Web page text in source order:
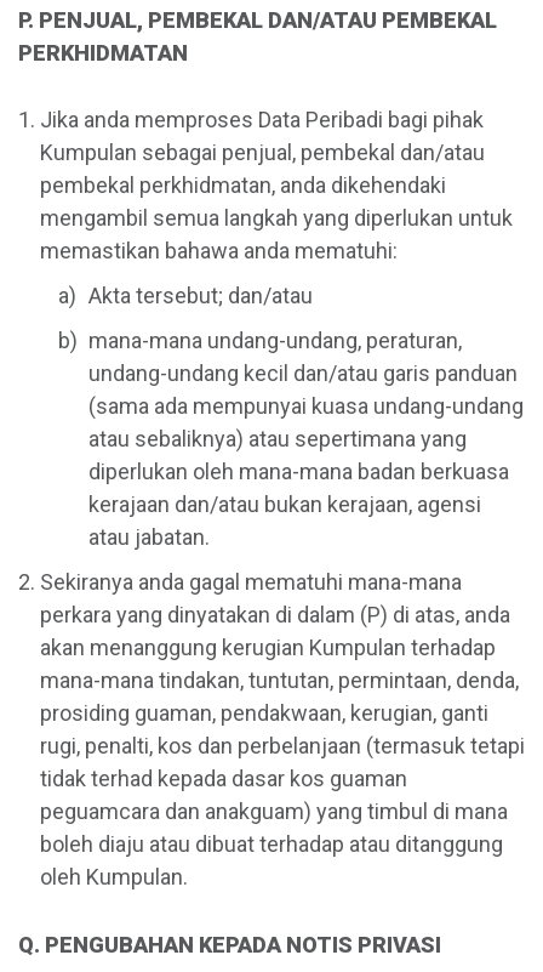
P. PENJUAL, PEMBEKAL DAN/ATAU PEMBEKAL
PERKHIDMATAN
Jika anda memproses Data Peribadi bagi pihak
Kumpulan sebagai penjual, pembekal dan/atau
pembekal perkhidmatan, anda dikehendaki
mengambil semua langkah yang diperlukan untuk
memastikan bahawa anda mematuhi:
Akta tersebut; dan/atau
mana-mana undang-undang, peraturan,
undang-undang kecil dan/atau garis panduan
(sama ada mempunyai kuasa undang-undang
atau sebaliknya) atau sepertimana yang
diperlukan oleh mana-mana badan berkuasa
kerajaan dan/atau bukan kerajaan, agensi
atau jabatan.
Sekiranya anda gagal mematuhi mana-mana
perkara yang dinyatakan di dalam (P) di atas, anda
akan menanggung kerugian Kumpulan terhadap
mana-mana tindakan, tuntutan, permintaan, denda,
prosiding guaman, pendakwaan, kerugian, ganti
rugi, penalti, kos dan perbelanjaan (termasuk tetapi
tidak terhad kepada dasar kos guaman
peguamcara dan anakguam) yang timbul di mana
boleh diaju atau dibuat terhadap atau ditanggung
oleh Kumpulan.
Q. PENGUBAHAN KEPADA NOTIS PRIVASI